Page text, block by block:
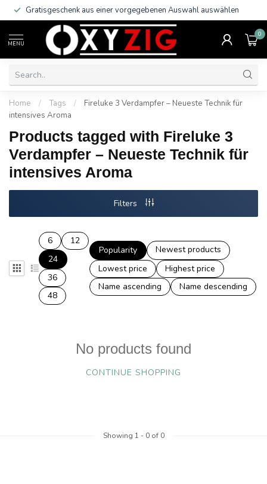
Gratisgeschenk aus einer vorgegebenen Auswahl auswählen
MENU
0
Home / Tags /
Fireluke 3 Verdampfer – Neueste Technik für
intensives Aroma
Products tagged with Fireluke 3
Verdampfer – Neueste Technik für
intensives Aroma
Filters
6
12
24
36
48
Popularity
Newest products
Lowest price
Highest price
Name ascending
Name descending
No products found
CONTINUE SHOPPING
Showing 1 - 0of 0